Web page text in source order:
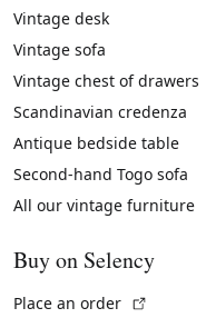
Vintage desk
Vintage sofa
Vintage chest of drawers
Scandinavian credenza
Antique bedside table
Second-hand Togo sofa
All our vintage furniture
Buy on Selency
Place an order